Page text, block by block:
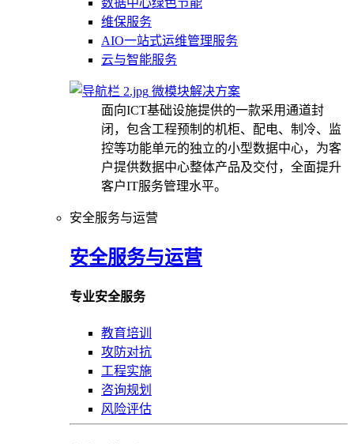
数据中心绿色节能
维保服务
AIO一站式运维管理服务
云与智能服务
微模块解决方案
面向ICT基础设施提供的一款采用通道封
闭，包含工程预制的机柜、配电、制冷、监
控等功能单元的独立的小型数据中心，为客
户提供数据中心整体产品及交付，全面提升
客户IT服务管理水平。
安全服务与运营
安全服务与运营
专业安全服务
教育培训
攻防对抗
工程实施
咨询规划
风险评估